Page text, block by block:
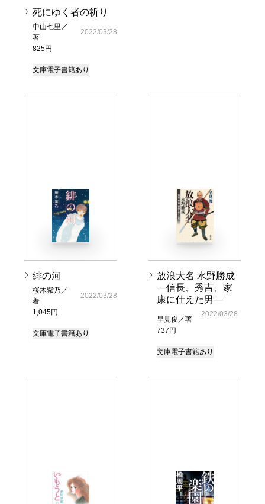
死にゆく者の祈り
中山七里／
著
825円
2022/03/28
文庫電子書籍あり
緋の河
桜木紫乃／
著
1,045円
2022/03/28
文庫電子書籍あり
放浪大名 水野勝成
―信長、秀吉、家
康に仕えた男―
早見俊／著
737円
2022/03/28
文庫電子書籍あり